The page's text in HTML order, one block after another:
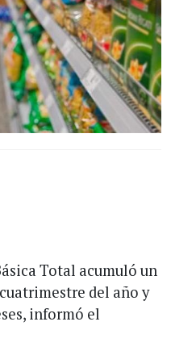
Total acumuló un
del año y
informó el